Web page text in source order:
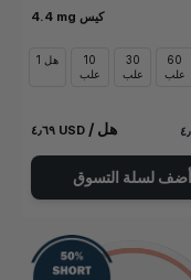
4.4 mg كيس
1 هل
10
علب
30
علب
60
علب
٤٫٦٩ USD / هل
أضف لسلة التسوق